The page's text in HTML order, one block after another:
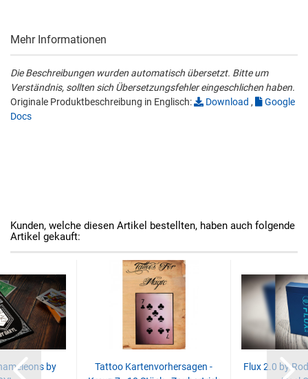
Mehr Informationen
Die Beschreibungen wurden automatisch übersetzt. Bitte um
Verständnis, sollten sich Übersetzungsfehler eingeschlichen haben.
Originale Produktbeschreibung in Englisch:
Download ,
Google
Docs
Kunden, welche diesen Artikel bestellten, haben auch folgende
Artikel gekauft:
by
Tattoo Kartenvorhersagen -
Flux 2.0 by